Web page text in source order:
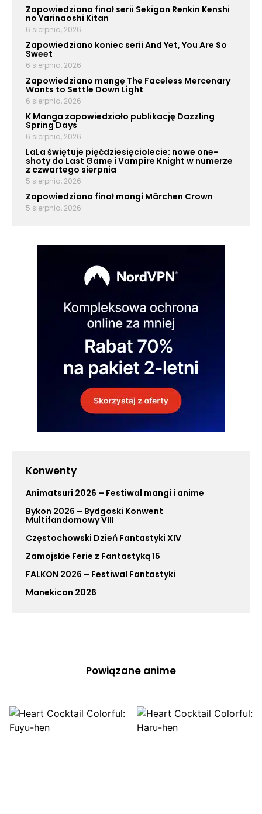
Zapowiedziano finał serii Sekigan Renkin Kenshi
no Yarinaoshi Kitan
6 sierpnia, 2026
Zapowiedziano koniec serii And Yet, You Are So
Sweet
6 sierpnia, 2026
Zapowiedziano mangę The Faceless Mercenary
Wants to Settle Down Light
6 sierpnia, 2026
K Manga zapowiedziało publikację Dazzling
Spring Days
6 sierpnia, 2026
LaLa świętuje pięćdziesięciolecie: nowe one-
shoty do Last Game i Vampire Knight w numerze
z czwartego sierpnia
5 sierpnia, 2026
Zapowiedziano finał mangi Märchen Crown
5 sierpnia, 2026
Konwenty
Animatsuri 2026 – Festiwal mangi i anime
Bykon 2026 – Bydgoski Konwent
Multifandomowy VIII
Częstochowski Dzień Fantastyki XIV
Zamojskie Ferie z Fantastyką 15
FALKON 2026 – Festiwal Fantastyki
Manekicon 2026
Powiązane anime